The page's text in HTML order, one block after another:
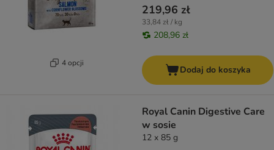
4 opcji
219,96 zł
33,84 zł / kg
208,96 zł
Dodaj do koszyka
Royal Canin Digestive Care
w sosie
12 x 85 g